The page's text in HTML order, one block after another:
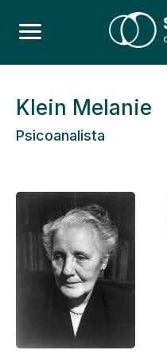
Klein Melanie
Psicoanalista